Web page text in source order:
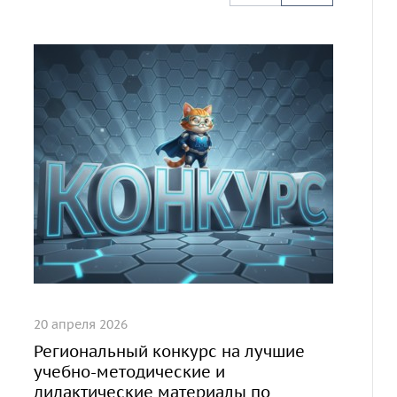
20 апреля 2026
Региональный конкурс на лучшие
учебно-методические и
дидактические материалы по